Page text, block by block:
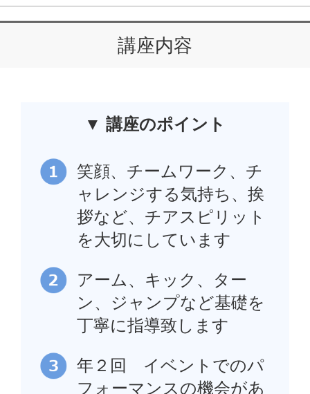
講座内容
▼ 講座のポイント
笑顔、チームワーク、チ
ャレンジする気持ち、挨
拶など、チアスピリット
を大切にしています
アーム、キック、ター
ン、ジャンプなど基礎を
丁寧に指導致します
年２回 イベントでのパ
フォーマンスの機会があ